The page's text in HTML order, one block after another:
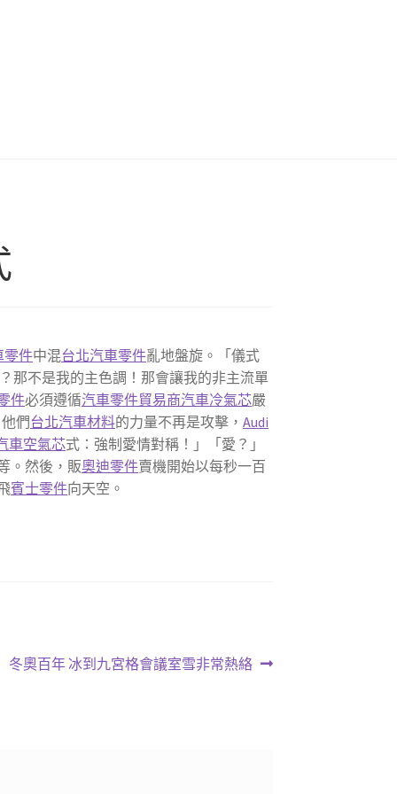
零件中混台北汽車零件亂地盤旋。「儀式
那不是我的主色調！那會讓我的非主流單
件必須遵循汽車零件貿易商汽車冷氣芯嚴
們台北汽車材料的力量不再是攻擊，Audi
車空氣芯式：強制愛情對稱！」「愛？」
。然後，販奧迪零件賣機開始以每秒一百
賓士零件向天空。
下
冬奧百年 冰到九宮格會議室雪非常熱絡